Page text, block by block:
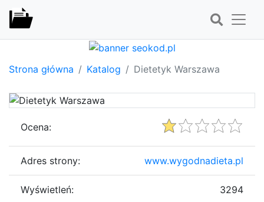
Strona główna Katalog Dietetyk Warszawa
Ocena:
Adres strony: www.wygodnadieta.pl
Wyświetleń: 3294